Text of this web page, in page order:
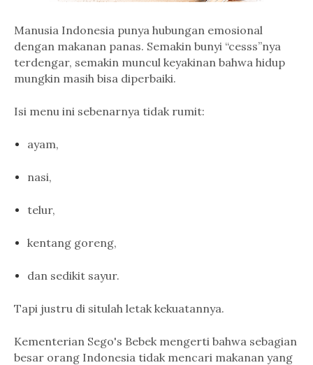
Manusia Indonesia punya hubungan emosional
dengan makanan panas. Semakin bunyi “cesss”nya
terdengar, semakin muncul keyakinan bahwa hidup
mungkin masih bisa diperbaiki.
Isi menu ini sebenarnya tidak rumit:
ayam,
nasi,
telur,
kentang goreng,
dan sedikit sayur.
Tapi justru di situlah letak kekuatannya.
Kementerian Sego's Bebek mengerti bahwa sebagian
besar orang Indonesia tidak mencari makanan yang